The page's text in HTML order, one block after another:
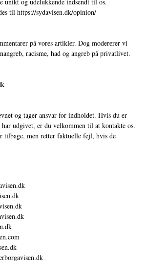
til https://sydavisen.dk/opinion/
på vores artikler. Dog modererer vi
racisme, had og angreb på privatlivet.
og tager ansvar for indholdet. Hvis du er
udgivet, er du velkommen til at kontakte os.
men retter faktuelle fejl, hvis de